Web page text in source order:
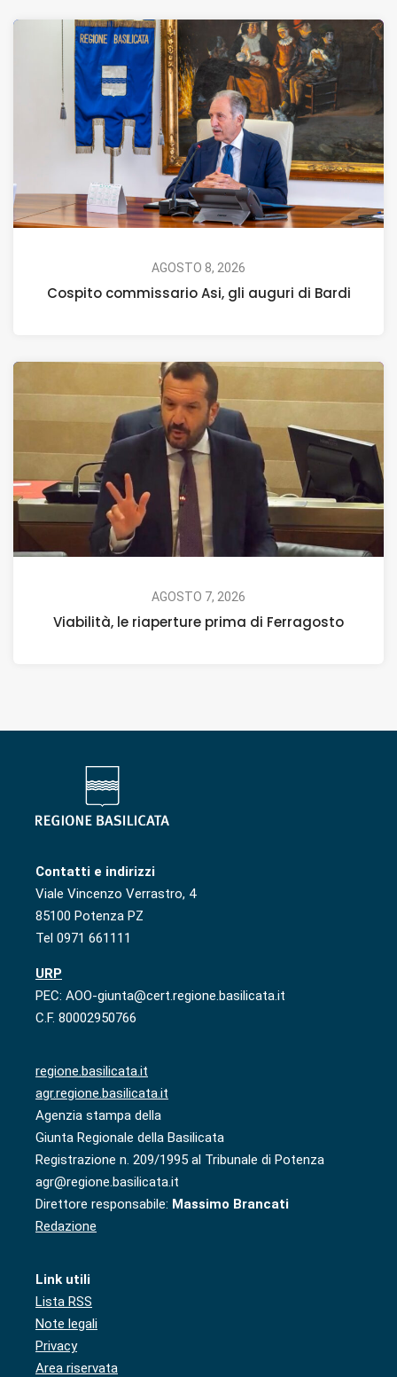
AGOSTO 8, 2026
Cospito commissario Asi, gli auguri di Bardi
AGOSTO 7, 2026
Viabilità, le riaperture prima di Ferragosto
Contatti e indirizzi
Viale Vincenzo Verrastro, 4
85100 Potenza PZ
Tel 0971 661111
URP
PEC: AOO-giunta@cert.regione.basilicata.it
C.F. 80002950766
regione.basilicata.it
agr.regione.basilicata.it
Agenzia stampa della
Giunta Regionale della Basilicata
Registrazione n. 209/1995 al Tribunale di Potenza
agr@regione.basilicata.it
Direttore responsabile: Massimo Brancati
Redazione
Link utili
Lista RSS
Note legali
Privacy
Area riservata